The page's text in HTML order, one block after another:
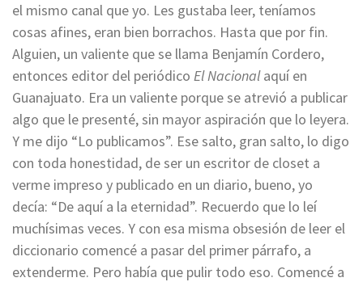
el mismo canal que yo. Les gustaba leer, teníamos
cosas afines, eran bien borrachos. Hasta que por fin.
Alguien, un valiente que se llama Benjamín Cordero,
entonces editor del periódico El Nacionalaquí en
Guanajuato. Era un valiente porque se atrevió a publicar
algo que le presenté, sin mayor aspiración que lo leyera.
Y me dijo “Lo publicamos”. Ese salto, gran salto, lo digo
con toda honestidad, de ser un escritor de closet a
verme impreso y publicado en un diario, bueno, yo
decía: “De aquí a la eternidad”. Recuerdo que lo leí
muchísimas veces. Y con esa misma obsesión de leer el
diccionario comencé a pasar del primer párrafo, a
extenderme. Pero había que pulir todo eso. Comencé a